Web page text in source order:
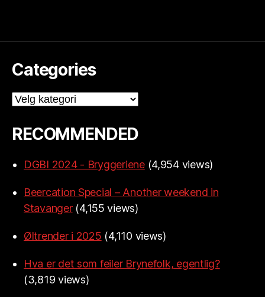
Categories
Categories
RECOMMENDED
DGBI 2024 - Bryggeriene (4,954 views)
Beercation Special – Another weekend in
Stavanger (4,155 views)
Øltrender i 2025 (4,110 views)
Hva er det som feiler Brynefolk, egentlig?
(3,819 views)